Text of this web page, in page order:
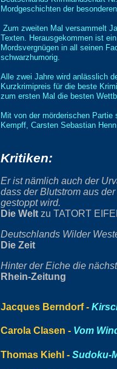
Mordgeschichten der
Zum zweiten Mal versammelt
Texten. Herausgekommen ist
Mordsvergnügen in all seinen
schwarzhumorig.
Alle zwei Jahre wird anlässlich
Kurzkrimipreis für die beste
zum ersten Mal die besten
Mit von der mörderischen
Kempff, Carsten Sebastian
Kritiken:
Er ist nämlich auch der
dass der Blutstrom aus
gestoppt wird.
Die Welt zu TATORT
Deutschlands Wilder
Die Zeit
Hinter der Eiche die
Rhein-Zeitung
Jacques Berndorf -
Carola Clasen - Vom
Thomas Kiehl - Sudoku-